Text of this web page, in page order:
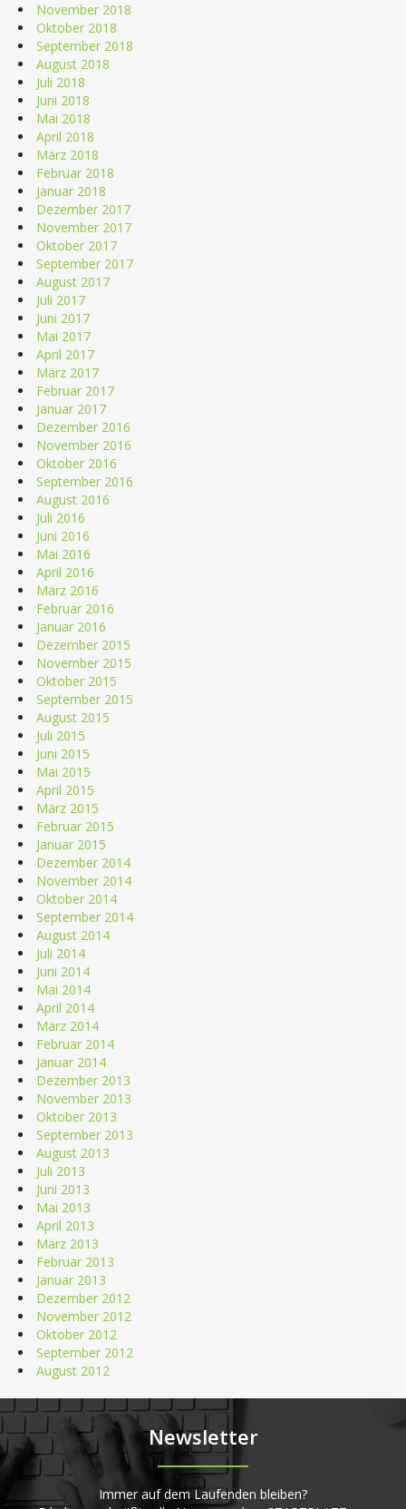
November 2018
Oktober 2018
September 2018
August 2018
Juli 2018
Juni 2018
Mai 2018
April 2018
März 2018
Februar 2018
Januar 2018
Dezember 2017
November 2017
Oktober 2017
September 2017
August 2017
Juli 2017
Juni 2017
Mai 2017
April 2017
März 2017
Februar 2017
Januar 2017
Dezember 2016
November 2016
Oktober 2016
September 2016
August 2016
Juli 2016
Juni 2016
Mai 2016
April 2016
März 2016
Februar 2016
Januar 2016
Dezember 2015
November 2015
Oktober 2015
September 2015
August 2015
Juli 2015
Juni 2015
Mai 2015
April 2015
März 2015
Februar 2015
Januar 2015
Dezember 2014
November 2014
Oktober 2014
September 2014
August 2014
Juli 2014
Juni 2014
Mai 2014
April 2014
März 2014
Februar 2014
Januar 2014
Dezember 2013
November 2013
Oktober 2013
September 2013
August 2013
Juli 2013
Juni 2013
Mai 2013
April 2013
März 2013
Februar 2013
Januar 2013
Dezember 2012
November 2012
Oktober 2012
September 2012
August 2012
Newsletter
Immer auf dem Laufenden bleiben?